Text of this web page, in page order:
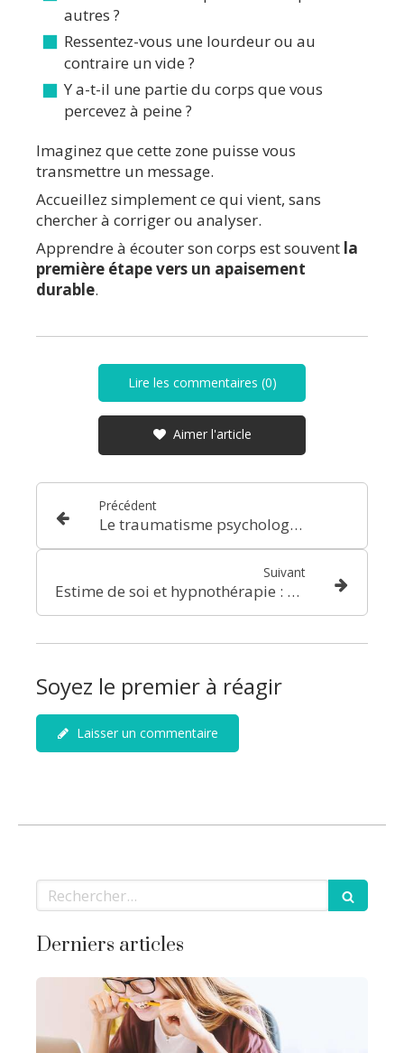
autres ?
Ressentez-vous une lourdeur ou au
contraire un vide ?
Y a-t-il une partie du corps que vous
percevez à peine ?
Imaginez que cette zone puisse vous
transmettre un message.
Accueillez simplement ce qui vient, sans
chercher à corriger ou analyser.
Apprendre à écouter son corps est souvent la
première étape vers un apaisement
durable.
Lire les commentaires (0)
Aimer l'article
Précédent
Le traumatisme psychologique : comprendre, reconnaître et se reconstruire
Suivant
Estime de soi et hypnothérapie : retrouver confiance en soi durablement
Soyez le premier à réagir
Laisser un commentaire
Rechercher
Derniers articles